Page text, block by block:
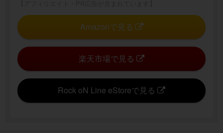
Amazonで見る
楽天市場で見る
Rock oN Line eStoreで見る